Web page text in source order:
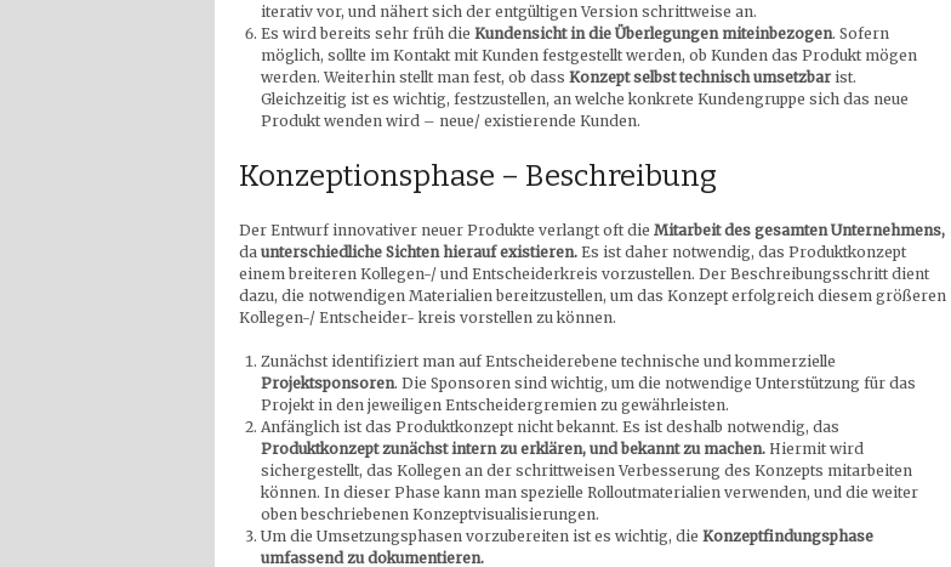
iterativ vor, und nähert sich der entgültigen Version schrittweise an.
Es wird bereits sehr früh die Kundensicht in die Überlegungen miteinbezogen. Sofern
möglich, sollte im Kontakt mit Kunden festgestellt werden, ob Kunden das Produkt mögen
werden. Weiterhin stellt man fest, ob dass Konzept selbst technisch umsetzbarist.
Gleichzeitig ist es wichtig, festzustellen, an welche konkrete Kundengruppe sich das neue
Produkt wenden wird – neue/ existierende Kunden.
Konzeptionsphase – Beschreibung
Der Entwurf innovativer neuer Produkte verlangt oft die Mitarbeit des gesamten Unternehmens,
da unterschiedliche Sichten hierauf existieren. Es ist daher notwendig, das Produktkonzept
einem breiteren Kollegen-/ und Entscheiderkreis vorzustellen. Der Beschreibungsschritt dient
dazu, die notwendigen Materialien bereitzustellen, um das Konzept erfolgreich diesem größeren
Kollegen-/ Entscheider- kreis vorstellen zu können.
Zunächst identifiziert man auf Entscheiderebene technische und kommerzielle
Projektsponsoren. Die Sponsoren sind wichtig, um die notwendige Unterstützung für das
Projekt in den jeweiligen Entscheidergremien zu gewährleisten.
Anfänglich ist das Produktkonzept nicht bekannt. Es ist deshalb notwendig, das
Produktkonzept zunächst intern zu erklären, und bekannt zu machen. Hiermit wird
sichergestellt, das Kollegen an der schrittweisen Verbesserung des Konzepts mitarbeiten
können. In dieser Phase kann man spezielle Rolloutmaterialien verwenden, und die weiter
oben beschriebenen Konzeptvisualisierungen.
Um die Umsetzungsphasen vorzubereiten ist es wichtig, die Konzeptfindungsphase
umfassend zu dokumentieren.